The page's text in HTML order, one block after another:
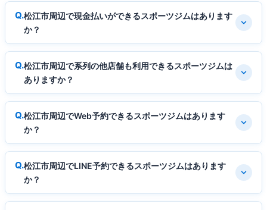
松江市周辺で現金払いができるスポーツジムはあります
か？
松江市周辺で系列の他店舗も利用できるスポーツジムは
ありますか？
松江市周辺でWeb予約できるスポーツジムはあります
か？
松江市周辺でLINE予約できるスポーツジムはあります
か？